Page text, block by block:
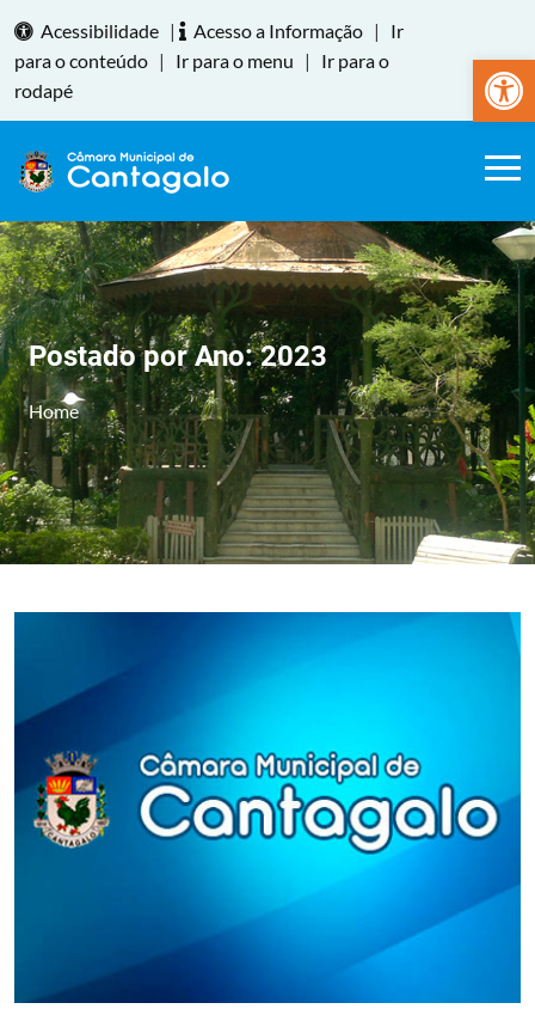
Abrir
Acessibilidade | Acesso a Informação |
Ir
para o conteúdo | Ir para o menu |
Ir para o
rodapé
Postado por Ano:2023
Home